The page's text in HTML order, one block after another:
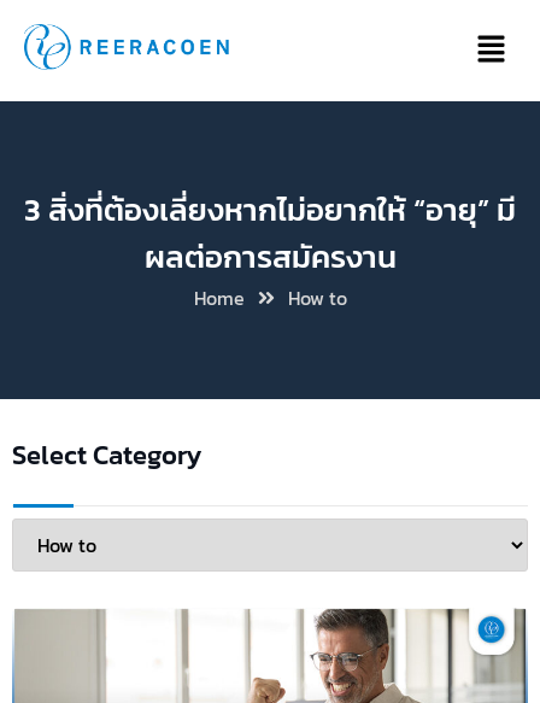
3 สิ่งที่ต้องเลี่ยงหากไม่อยากให้ “อายุ” มี
ผลต่อการสมัครงาน
Home How to
Select Category